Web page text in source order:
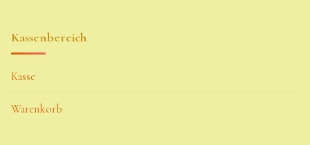
Kassenbereich
Kasse
Warenkorb